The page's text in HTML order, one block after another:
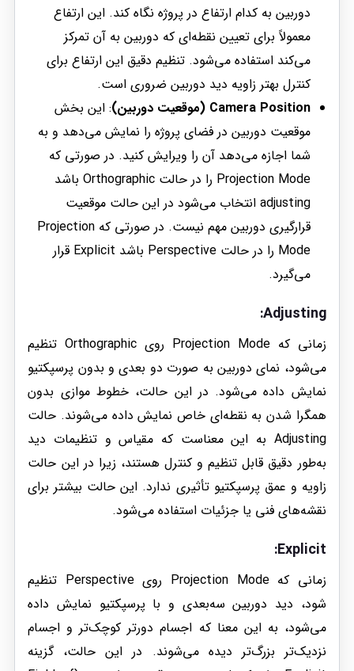
دوربین به کدام ارتفاع در پروژه نگاه کند. این ارتفاع
معمولاً برای تعیین نقطه‌ای که دوربین به آن تمرکز
می‌کند استفاده می‌شود. تنظیم دقیق این ارتفاع برای
کنترل بهتر زاویه دید دوربین ضروری است.
Camera Position (موقعیت دوربین)
: این بخش
موقعیت دوربین در فضای پروژه را نمایش می‌دهد و به
شما اجازه می‌دهد آن را ویرایش کنید. در صورتی که
Projection Mode را در حالت Orthographic باشد
adjusting انتخاب می‌شود در این حالت موقعیت
قرارگیری دوربین مهم نیست. در صورتی که Projection
Mode را در حالت Perspective باشد Explicit قرار
می‌گیرد.
Adjusting
:
زمانی که Projection Mode روی Orthographic تنظیم
می‌شود، نمای دوربین به صورت دو بعدی و بدون پرسپکتیو
نمایش داده می‌شود. در این حالت، خطوط موازی بدون
همگرا شدن به نقطه‌ای خاص نمایش داده می‌شوند. حالت
Adjusting به این معناست که مقیاس و تنظیمات دید
به‌طور دقیق قابل تنظیم و کنترل هستند، زیرا در این حالت
زاویه و عمق پرسپکتیو تأثیری ندارد. این حالت بیشتر برای
نقشه‌های فنی یا جزئیات استفاده می‌شود.
Explicit
:
زمانی که Projection Mode روی Perspective تنظیم
شود، دید دوربین سه‌بعدی و با پرسپکتیو نمایش داده
می‌شود، به این معنا که اجسام دورتر کوچک‌تر و اجسام
نزدیک‌تر بزرگ‌تر دیده می‌شوند. در این حالت، گزینه